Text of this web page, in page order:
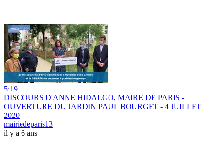
5:19
DISCOURS D'ANNE HIDALGO, MAIRE DE PARIS -
OUVERTURE DU JARDIN PAUL BOURGET - 4 JUILLET
2020
mairiedeparis13
il y a 6 ans